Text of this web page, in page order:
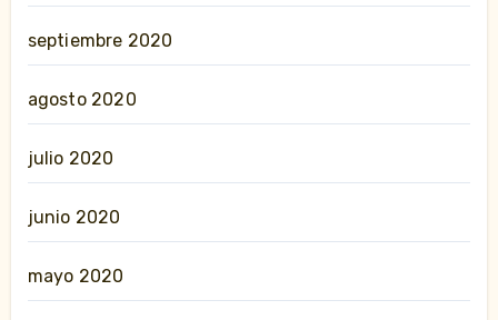
septiembre 2020
agosto 2020
julio 2020
junio 2020
mayo 2020